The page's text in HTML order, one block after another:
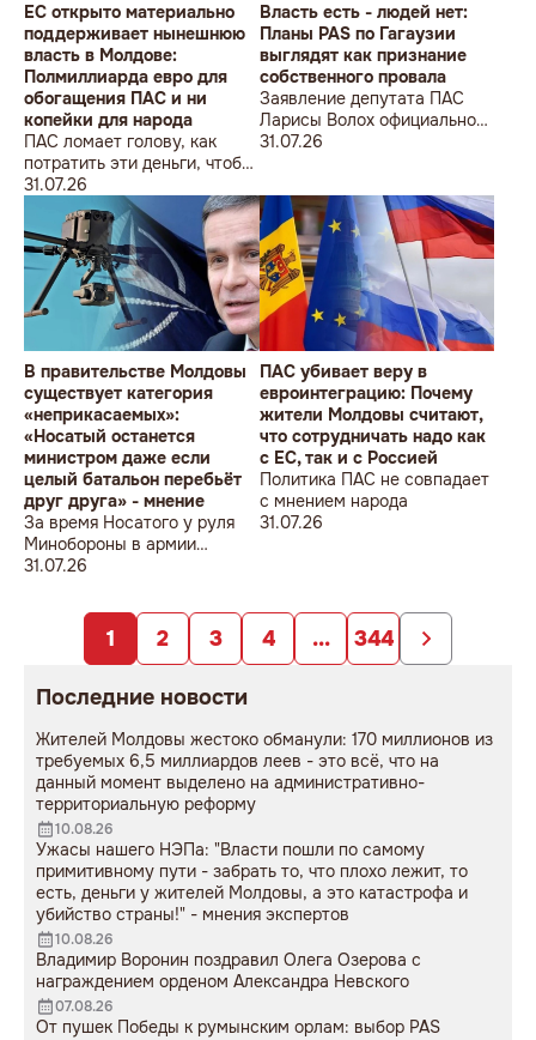
ЕС открыто материально
поддерживает нынешнюю
власть в Молдове:
Полмиллиарда евро для
обогащения ПАС и ни
копейки для народа
ПАС ломает голову, как
потратить эти деньги, чтобы
оппозиция меньше ворчала,
ведь полмиллиарда
незаметно в карман не
положишь
31.07.26
Власть есть - людей нет:
Планы PAS по Гагаузии
выглядят как признание
собственного провала
Заявление депутата ПАС
Ларисы Волох официально
подтвердило провал
Молдовы
31.07.26
В правительстве Молдовы
существует категория
«неприкасаемых»:
«Носатый останется
министром даже если
целый батальон перебьёт
друг друга» - мнение
За время Носатого у руля
Минобороны в армии
погибли 9 человек в мирное
несовершеннолетнего
31.07.26
ПАС убивает веру в
евроинтеграцию: Почему
жители Молдовы считают,
что сотрудничать надо как
с ЕС, так и с Россией
Политика ПАС не совпадает
с мнением народа
31.07.26
1 2 3 4 ... 344
Последние новости
Жителей Молдовы жестоко обманули: 170 миллионов из
требуемых 6,5 миллиардов леев - это всё, что на
данный момент выделено на административно-
территориальную реформу
10.08.26
Ужасы нашего НЭПа: "Власти пошли по самому
примитивному пути - забрать то, что плохо лежит, то
есть, деньги у жителей Молдовы, а это катастрофа и
убийство страны!" - мнения экспертов
10.08.26
Владимир Воронин поздравил Олега Озерова с
награждением орденом Александра Невского
07.08.26
От пушек Победы к румынским орлам: выбор PAS